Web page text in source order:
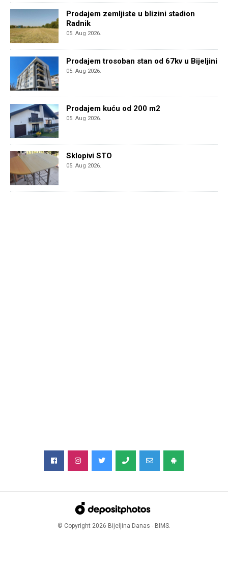
Prodajem zemljiste u blizini stadion
Radnik
05. Aug 2026.
Prodajem trosoban stan od 67kv u Bijeljini
05. Aug 2026.
Prodajem kuću od 200 m2
05. Aug 2026.
Sklopivi STO
05. Aug 2026.
© Copyright 2026 Bijeljina Danas - BIMS.